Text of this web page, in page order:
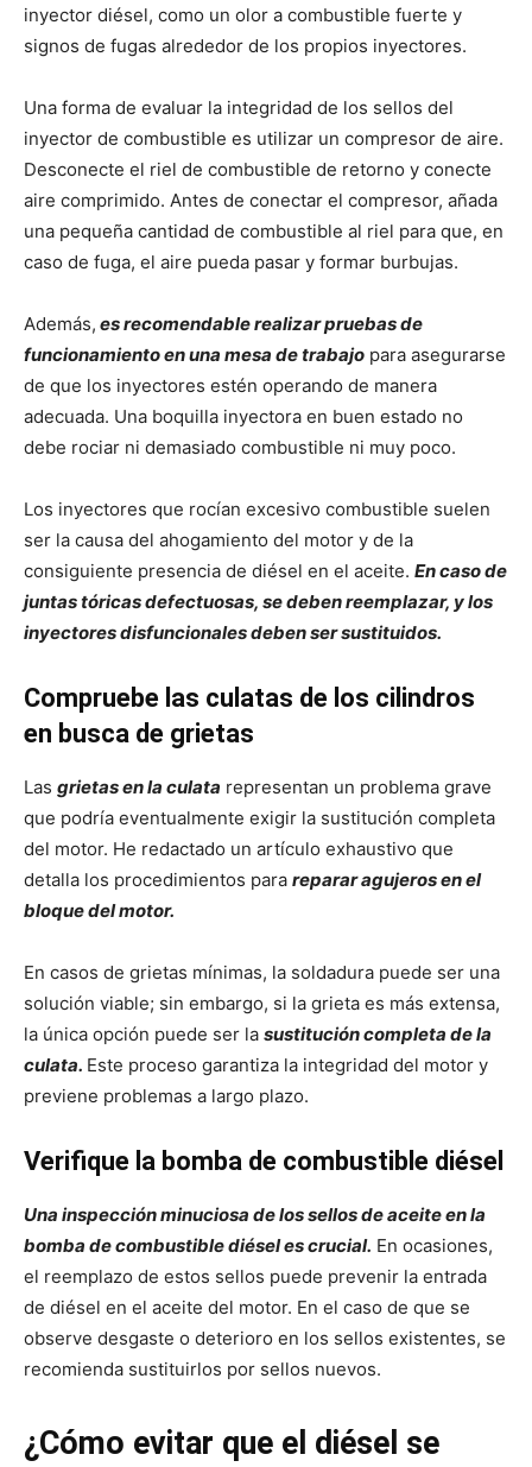
inyector diésel, como un olor a combustible fuerte y
signos de fugas alrededor de los propios inyectores.
Una forma de evaluar la integridad de los sellos del
inyector de combustible es utilizar un compresor de aire.
Desconecte el riel de combustible de retorno y conecte
aire comprimido. Antes de conectar el compresor, añada
una pequeña cantidad de combustible al riel para que, en
caso de fuga, el aire pueda pasar y formar burbujas.
Además, es recomendable realizar pruebas de
funcionamiento en una mesa de trabajo para asegurarse
de que los inyectores estén operando de manera
adecuada. Una boquilla inyectora en buen estado no
debe rociar ni demasiado combustible ni muy poco.
Los inyectores que rocían excesivo combustible suelen
ser la causa del ahogamiento del motor y de la
consiguiente presencia de diésel en el aceite. En caso de
juntas tóricas defectuosas, se deben reemplazar, y los
inyectores disfuncionales deben ser sustituidos.
Compruebe las culatas de los cilindros
en busca de grietas
Las grietas en la culata representan un problema grave
que podría eventualmente exigir la sustitución completa
del motor. He redactado un artículo exhaustivo que
detalla los procedimientos para reparar agujeros en el
bloque del motor.
En casos de grietas mínimas, la soldadura puede ser una
solución viable; sin embargo, si la grieta es más extensa,
la única opción puede ser la sustitución completa de la
culata. Este proceso garantiza la integridad del motor y
previene problemas a largo plazo.
Verifique la bomba de combustible diésel
Una inspección minuciosa de los sellos de aceite en la
bomba de combustible diésel es crucial. En ocasiones,
el reemplazo de estos sellos puede prevenir la entrada
de diésel en el aceite del motor. En el caso de que se
observe desgaste o deterioro en los sellos existentes, se
recomienda sustituirlos por sellos nuevos.
¿Cómo evitar que el diésel se